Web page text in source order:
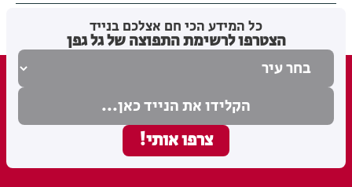
כל המידע הכי חם אצלכם בנייד
הצטרפו לרשימת התפוצה של גל גפן